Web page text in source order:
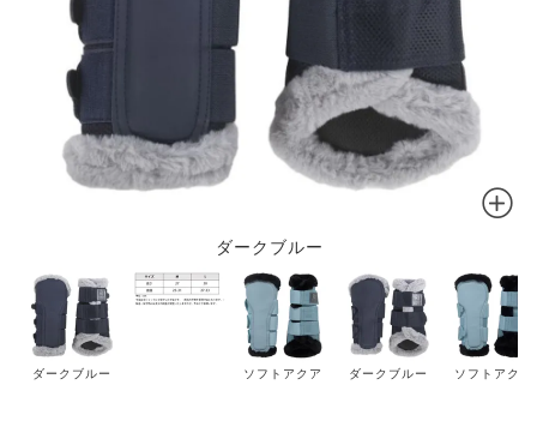
ダークブルー
ダークブルー ソフトアクア ダークブルー ソフトアクア